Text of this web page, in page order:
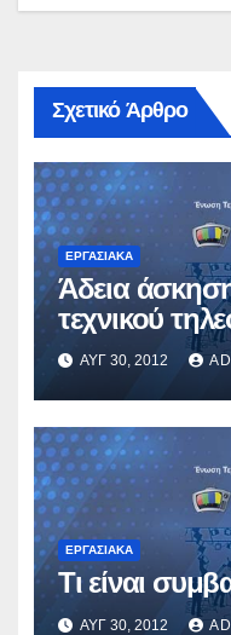
Σχετικό Άρθρο
ΕΡΓΑΣΙΑΚΆ
Άδεια
τεχνικού
ΑΥΓ 30, 2012
ΕΡΓΑΣΙΑΚΆ
Τι είναι
ΑΥΓ 30, 2012